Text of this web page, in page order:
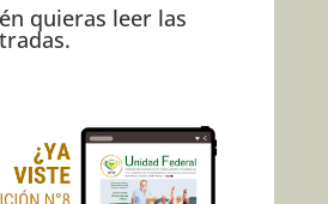
quieras leer las